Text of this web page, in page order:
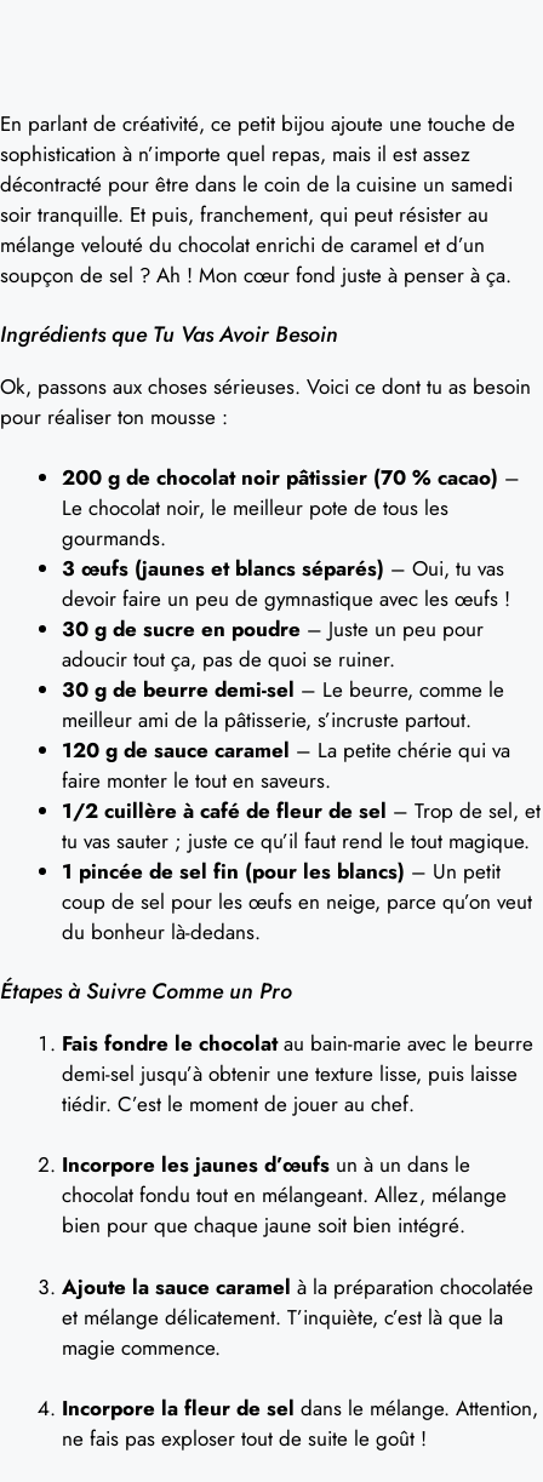
En parlant de créativité, ce petit bijou ajoute une touche de
sophistication à n’importe quel repas, mais il est assez
décontracté pour être dans le coin de la cuisine un samedi
soir tranquille. Et puis, franchement, qui peut résister au
mélange velouté du chocolat enrichi de caramel et d’un
soupçon de sel ? Ah ! Mon cœur fond juste à penser à ça.
Ingrédients que Tu Vas Avoir Besoin
Ok, passons aux choses sérieuses. Voici ce dont tu as besoin
pour réaliser ton mousse :
200 g de chocolat noir pâtissier (70 % cacao) –
Le chocolat noir, le meilleur pote de tous les
gourmands.
3 œufs (jaunes et blancs séparés) – Oui, tu vas
devoir faire un peu de gymnastique avec les œufs !
30 g de sucre en poudre – Juste un peu pour
adoucir tout ça, pas de quoi se ruiner.
30 g de beurre demi-sel – Le beurre, comme le
meilleur ami de la pâtisserie, s’incruste partout.
120 g de sauce caramel – La petite chérie qui va
faire monter le tout en saveurs.
1/2 cuillère à café de fleur de sel – Trop de sel, et
tu vas sauter ; juste ce qu’il faut rend le tout magique.
1 pincée de sel fin (pour les blancs) – Un petit
coup de sel pour les œufs en neige, parce qu’on veut
du bonheur là-dedans.
Étapes à Suivre Comme un Pro
Fais fondre le chocolatau bain-marie avec le beurre
demi-sel jusqu’à obtenir une texture lisse, puis laisse
tiédir. C’est le moment de jouer au chef.
Incorpore les jaunes d’œufs un à un dans le
chocolat fondu tout en mélangeant. Allez, mélange
bien pour que chaque jaune soit bien intégré.
Ajoute la sauce caramel à la préparation chocolatée
et mélange délicatement. T’inquiète, c’est là que la
magie commence.
Incorpore la fleur de sel dans le mélange. Attention,
ne fais pas exploser tout de suite le goût !